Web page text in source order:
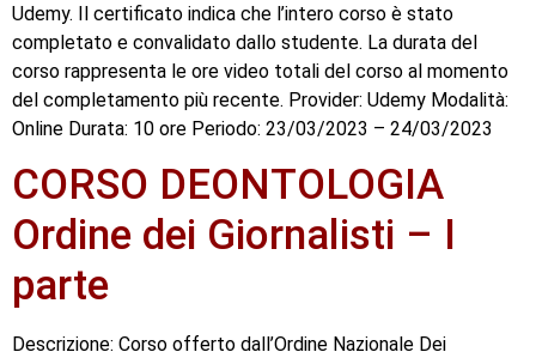
Udemy. Il certificato indica che l’intero corso è stato
completato e convalidato dallo studente. La durata del
corso rappresenta le ore video totali del corso al momento
del completamento più recente. Provider: Udemy Modalità:
Online Durata: 10 ore Periodo: 23/03/2023 – 24/03/2023
CORSO DEONTOLOGIA
Ordine dei Giornalisti – I
parte
Descrizione: Corso offerto dall’Ordine Nazionale Dei